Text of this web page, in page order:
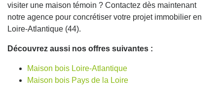
visiter une maison témoin ? Contactez dès maintenant
notre agence pour concrétiser votre projet immobilier en
Loire-Atlantique (44).
Découvrez aussi nos offres suivantes :
Maison bois Loire-Atlantique
Maison bois Pays de la Loire